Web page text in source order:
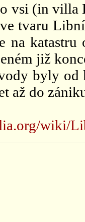
vsi (in villa
tvaru
na
již
byly od
až do
wiki/